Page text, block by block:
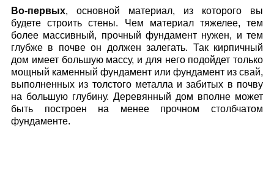
Во-первых, основной материал, из которого вы
будете строить стены. Чем материал тяжелее, тем
более массивный, прочный фундамент нужен, и тем
глубже в почве он должен залегать. Так кирпичный
дом имеет большую массу, и для него подойдет только
мощный каменный фундамент или фундамент из свай,
выполненных из толстого металла и забитых в почву
на большую глубину. Деревянный дом вполне может
быть построен на менее прочном столбчатом
фундаменте.